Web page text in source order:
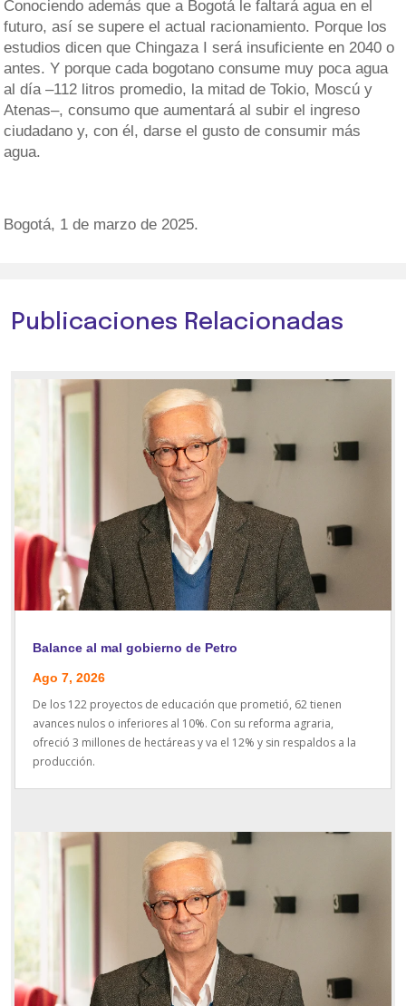
Conociendo además que a Bogotá le faltará agua en el
futuro, así se supere el actual racionamiento. Porque los
estudios dicen que Chingaza I será insuficiente en 2040 o
antes. Y porque cada bogotano consume muy poca agua
al día –112 litros promedio, la mitad de Tokio, Moscú y
Atenas–, consumo que aumentará al subir el ingreso
ciudadano y, con él, darse el gusto de consumir más
agua.
Bogotá, 1 de marzo de 2025.
Publicaciones Relacionadas
Balance al mal gobierno de Petro
Ago 7, 2026
De los 122 proyectos de educación que prometió, 62 tienen
avances nulos o inferiores al 10%. Con su reforma agraria,
ofreció 3 millones de hectáreas y va el 12% y sin respaldos a la
producción.